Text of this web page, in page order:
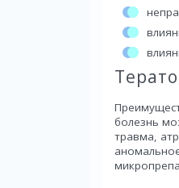
болезнь
травма,